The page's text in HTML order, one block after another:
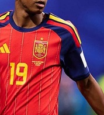
動画
ツアー
芸能
話題
デザイン
動画
社会
ハウツー